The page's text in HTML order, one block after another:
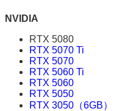
NVIDIA
RTX 5080
RTX 5070 Ti
RTX 5070
RTX 5060 Ti
RTX 5060
RTX 5050
RTX 3050（6GB）